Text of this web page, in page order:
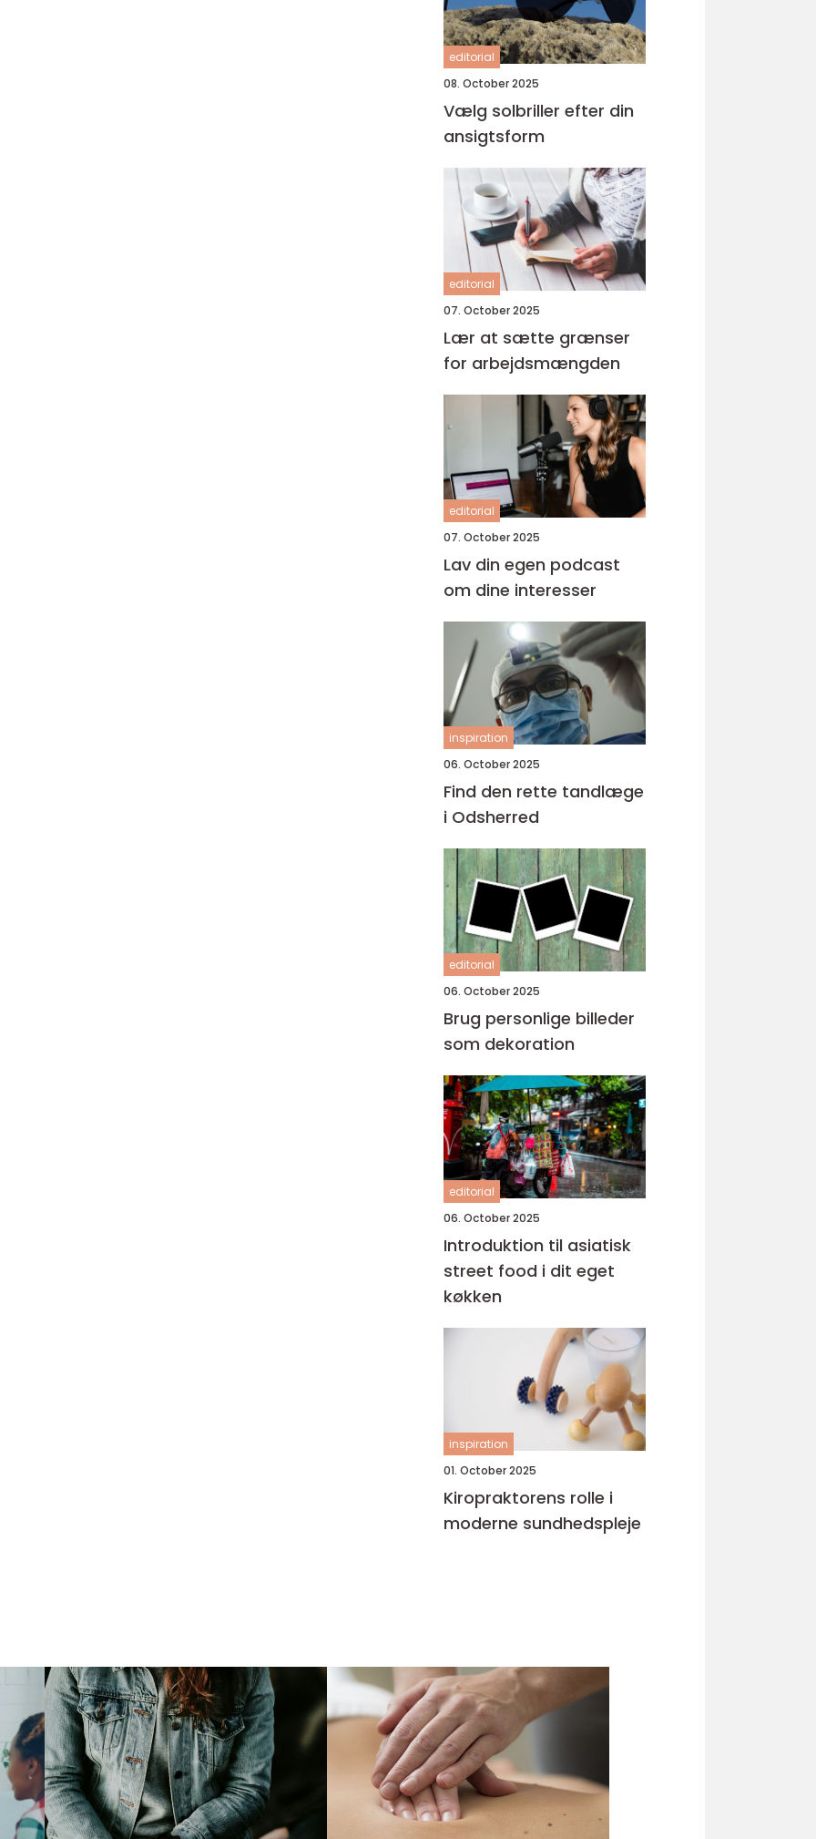
editorial
08. October 2025
Vælg solbriller efter din
ansigtsform
editorial
07. October 2025
Lær at sætte grænser
for arbejdsmængden
editorial
07. October 2025
Lav din egen podcast
om dine interesser
inspiration
06. October 2025
Find den rette tandlæge
i Odsherred
editorial
06. October 2025
Brug personlige billeder
som dekoration
editorial
06. October 2025
Introduktion til asiatisk
street food i dit eget
køkken
inspiration
01. October 2025
Kiropraktorens rolle i
moderne sundhedspleje